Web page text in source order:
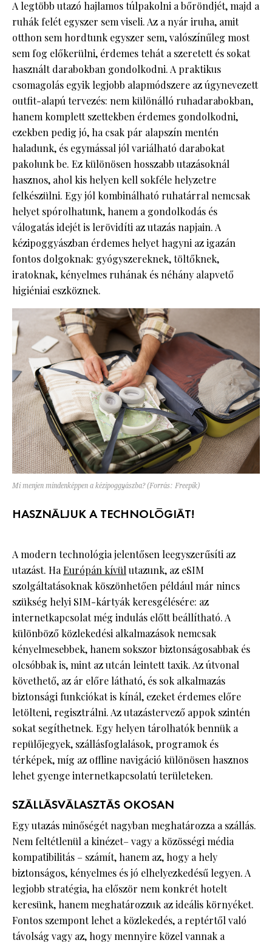
A legtöbb utazó hajlamos túlpakolni a bőröndjét, majd a
ruhák felét egyszer sem viseli. Az a nyár iruha, amit
otthon sem hordtunk egyszer sem, valószínűleg most
sem fog előkerülni, érdemes tehát a szeretett és sokat
használt darabokban gondolkodni. A praktikus
csomagolás egyik legjobb alapmódszere az úgynevezett
outfit-alapú tervezés: nem különálló ruhadarabokban,
hanem komplett szettekben érdemes gondolkodni,
ezekben pedig jó, ha csak pár alapszín mentén
haladunk, és egymással jól variálható darabokat
pakolunk be. Ez különösen hosszabb utazásoknál
hasznos, ahol kis helyen kell sokféle helyzetre
felkészülni. Egy jól kombinálható ruhatárral nemcsak
helyet spórolhatunk, hanem a gondolkodás és
válogatás idejét is lerövidíti az utazás napjain. A
kézipoggyászban érdemes helyet hagyni az igazán
fontos dolgoknak: gyógyszereknek, töltőknek,
iratoknak, kényelmes ruhának és néhány alapvető
higiéniai eszköznek.
Mi menjen mindenképpen a kézipoggyászba? (Forrás: Freepik)
HASZNÁLJUK A TECHNOLÓGIÁT!
A modern technológia jelentősen leegyszerűsíti az
utazást. Ha Európán kívül utazunk, az eSIM
szolgáltatásoknak köszönhetően például már nincs
szükség helyi SIM-kártyák keresgélésére: az
internetkapcsolat még indulás előtt beállítható. A
különböző közlekedési alkalmazások nemcsak
kényelmesebbek, hanem sokszor biztonságosabbak és
olcsóbbak is, mint az utcán leintett taxik. Az útvonal
követhető, az ár előre látható, és sok alkalmazás
biztonsági funkciókat is kínál, ezeket érdemes előre
letölteni, regisztrálni. Az utazástervező appok szintén
sokat segíthetnek. Egy helyen tárolhatók bennük a
repülőjegyek, szállásfoglalások, programok és
térképek, míg az offline navigáció különösen hasznos
lehet gyenge internetkapcsolatú területeken.
SZÁLLÁSVÁLASZTÁS OKOSAN
Egy utazás minőségét nagyban meghatározza a szállás.
Nem feltétlenül a kinézet– vagy a közösségi média
kompatibilitás – számít, hanem az, hogy a hely
biztonságos, kényelmes és jó elhelyezkedésű legyen. A
legjobb stratégia, ha először nem konkrét hotelt
keresünk, hanem meghatározzuk az ideális környéket.
Fontos szempont lehet a közlekedés, a reptértől való
távolság vagy az, hogy mennyire közel vannak a